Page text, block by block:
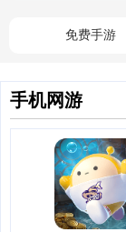
免费手游
手机网游